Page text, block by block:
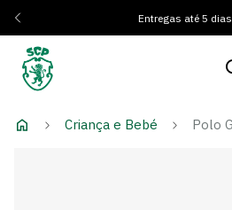
Entregas até 5
Criança e Bebé Polo